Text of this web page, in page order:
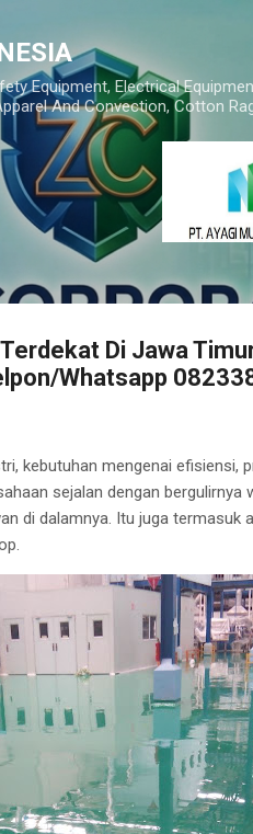
Equipment, Electrical
And Convection, Cotton
Di Jawa
Whatsapp
kebutuhan mengenai
sejalan dengan
di dalamnya. Itu juga termasuk